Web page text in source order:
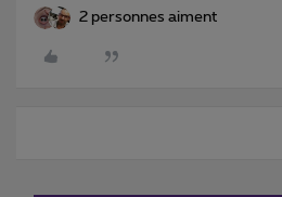
2 personnes aiment